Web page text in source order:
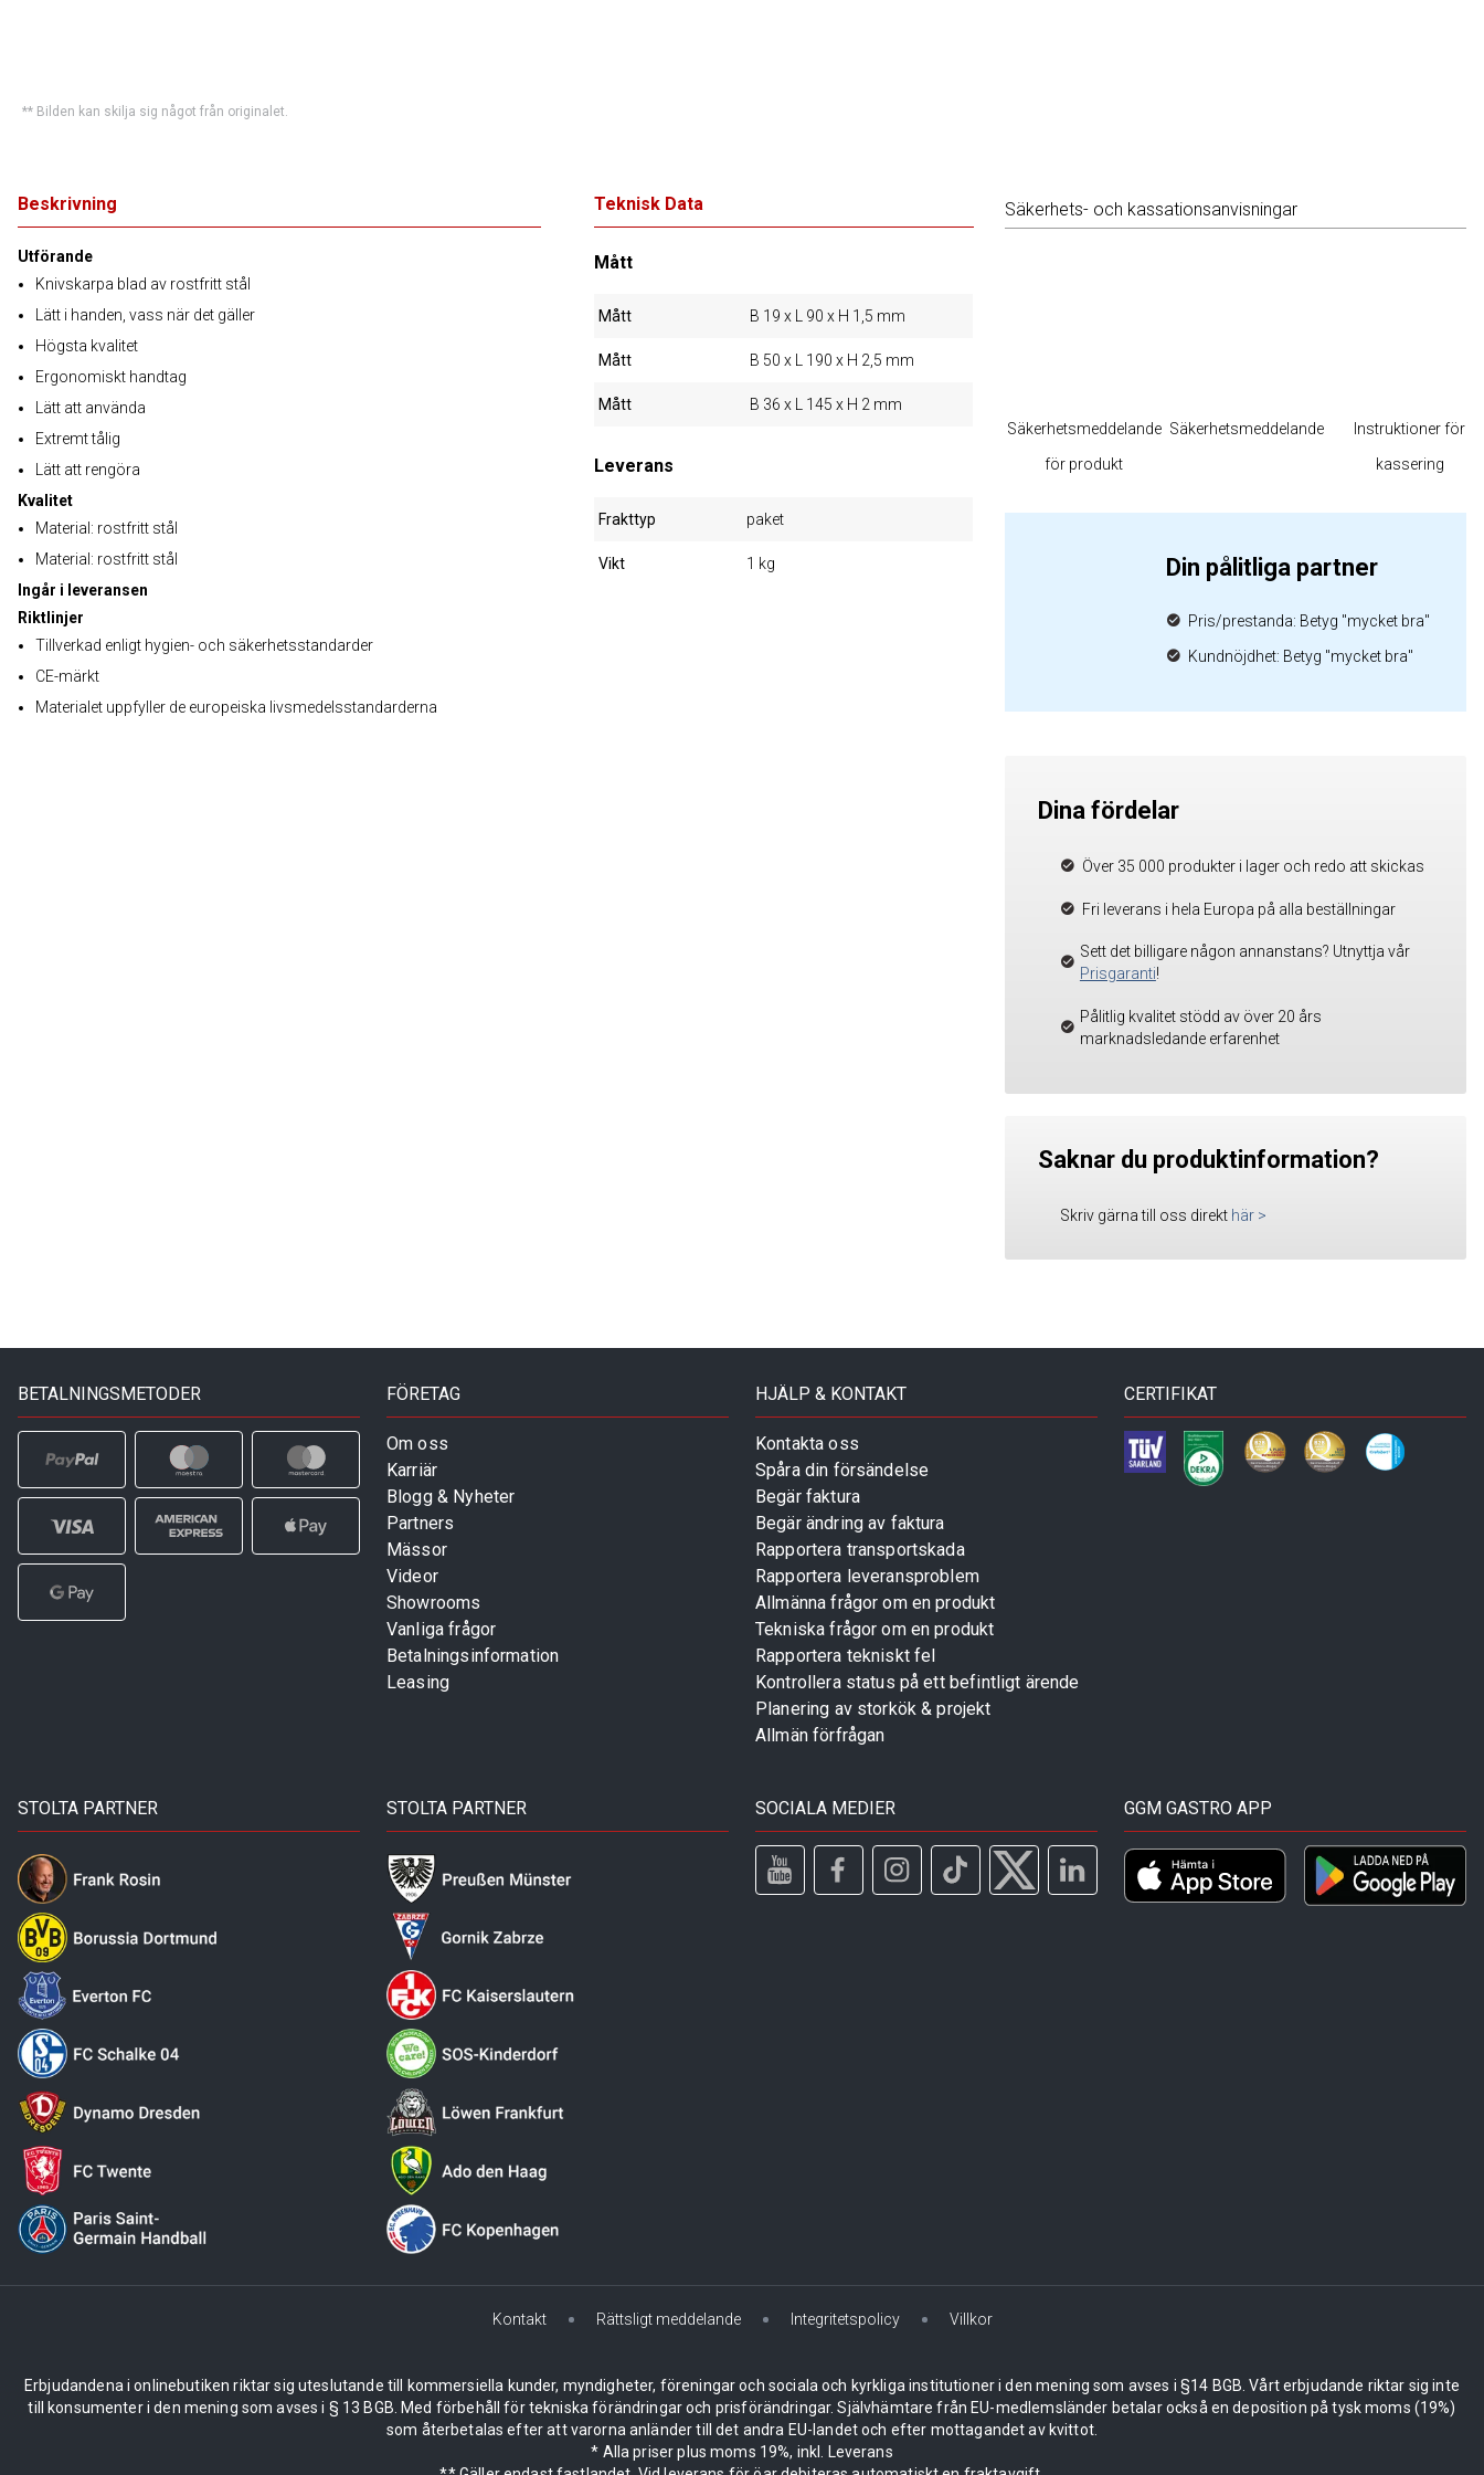
** Bilden kan skilja sig något från originalet.
Beskrivning
Utförande
Knivskarpa blad av rostfritt stål
Lätt i handen, vass när det gäller
Högsta kvalitet
Ergonomiskt handtag
Lätt att använda
Extremt tålig
Lätt att rengöra
Kvalitet
Material: rostfritt stål
Material: rostfritt stål
Ingår i leveransen
Riktlinjer
Tillverkad enligt hygien- och säkerhetsstandarder
CE-märkt
Materialet uppfyller de europeiska livsmedelsstandarderna
Teknisk Data
Mått
Mått B 19 x L 90 x H 1,5 mm
Mått B 50 x L 190 x H 2,5 mm
Mått B 36 x L 145 x H 2 mm
Leverans
Frakttyp paket
Vikt 1 kg
Säkerhets- och kassationsanvisningar
Säkerhetsmeddelande
för produkt
Säkerhetsmeddelande
Instruktioner för
kassering
Din pålitliga partner
Pris/prestanda: Betyg "mycket bra"
Kundnöjdhet: Betyg "mycket bra"
Dina fördelar
Över 35 000 produkter i lager och redo att skickas
Fri leverans i hela Europa på alla beställningar
Sett det billigare någon annanstans? Utnyttja vår
Prisgaranti!
Pålitlig kvalitet stödd av över 20 års
marknadsledande erfarenhet
Saknar du produktinformation?
Skriv gärna till oss direkt här >
BETALNINGSMETODER FÖRETAG
Om oss
Karriär
Blogg & Nyheter
Partners
Mässor
Videor
Showrooms
Vanliga frågor
Betalningsinformation
Leasing
HJÄLP & KONTAKT
Kontakta oss
Spåra din försändelse
Begär faktura
Begär ändring av faktura
Rapportera transportskada
Rapportera leveransproblem
Allmänna frågor om en produkt
Tekniska frågor om en produkt
Rapportera tekniskt fel
Kontrollera status på ett befintligt ärende
Planering av storkök & projekt
Allmän förfrågan
CERTIFIKAT
STOLTA PARTNER STOLTA PARTNER SOCIALA MEDIER GGM GASTRO APP
Kontakt Rättsligt meddelande Integritetspolicy Villkor
Erbjudandena i onlinebutiken riktar sig uteslutande till kommersiella kunder, myndigheter, föreningar och sociala och kyrkliga institutioner i den mening som avses i §14 BGB. Vårt erbjudande riktar sig inte
till konsumenter i den mening som avses i § 13 BGB. Med förbehåll för tekniska förändringar och prisförändringar. Självhämtare från EU-medlemsländer betalar också en deposition på tysk moms (19%)
som återbetalas efter att varorna anländer till det andra EU-landet och efter mottagandet av kvittot.
* Alla priser plus moms 19%, inkl. Leverans